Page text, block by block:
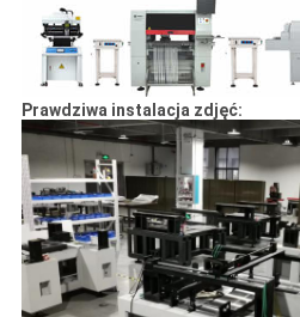
Prawdziwa instalacja zdjęć: